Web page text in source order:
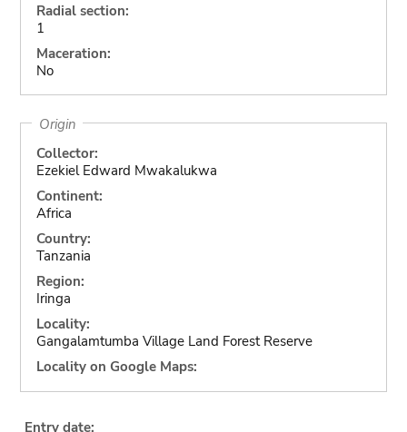
Radial section:
1
Maceration:
No
Origin
Collector:
Ezekiel Edward Mwakalukwa
Continent:
Africa
Country:
Tanzania
Region:
Iringa
Locality:
Gangalamtumba Village Land Forest Reserve
Locality on Google Maps:
Entry date: